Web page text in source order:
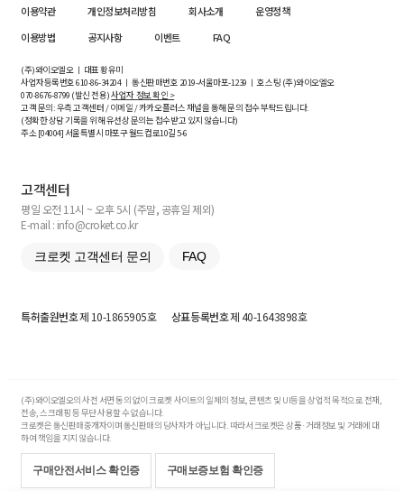
이용약관 개인정보처리방침 회사소개
운영정책
이용방법
공지사항 이벤트 FAQ
(주)와이오엘오 ㅣ 대표 황유미
사업자등록번호610-86-34204ㅣ 통신판매번호 2019-서울마포-1239 ㅣ 호스팅 (주)와이오엘오
070-8676-8799 (발신 전용)사업자 정보 확인 >
고객 문의: 우측 고객센터 / 이메일 / 카카오플러스 채널을 통해 문의 접수 부탁드립니다.
(정확한 상담 기록을 위해 유선상 문의는 접수받고 있지 않습니다)
주소 [04004] 서울특별시 마포구 월드컵로10길5-6
고객센터
평일 오전 11시 ~ 오후 5시 (주말, 공휴일 제외)
E-mail : info@croket.co.kr
크로켓 고객센터 문의 FAQ
특허출원번호제 10-1865905호 상표등록번호제 40-1643898호
(주)와이오엘오의 사전 서면 동의 없이 크로켓 사이트의 일체의 정보, 콘텐츠 및 UI등을 상업적 목적으로 전재,
전송, 스크래핑 등 무단 사용할 수 없습니다.
크로켓은 통신판매중개자이며 통신판매의 당사자가 아닙니다. 따라서 크로켓은 상품·거래정보 및 거래에 대
하여 책임을 지지 않습니다.
구매안전서비스 확인증 구매보증보험 확인증